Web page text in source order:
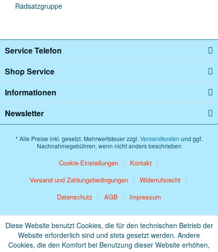
Radsatzgruppe
Service Telefon
Shop Service
Informationen
Newsletter
* Alle Preise inkl. gesetzl. Mehrwertsteuer zzgl. Versandkosten und ggf.
Nachnahmegebühren, wenn nicht anders beschrieben
Cookie-Einstellungen
Kontakt
Versand und Zahlungsbedingungen
Widerrufsrecht
Datenschutz
AGB Impressum
Diese Website benutzt Cookies, die für den technischen Betrieb der
Website erforderlich sind und stets gesetzt werden. Andere
Cookies, die den Komfort bei Benutzung dieser Website erhöhen,